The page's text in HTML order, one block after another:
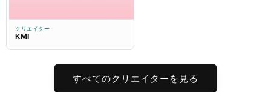
クリエイター
KMI
すべてのクリエイターを見る